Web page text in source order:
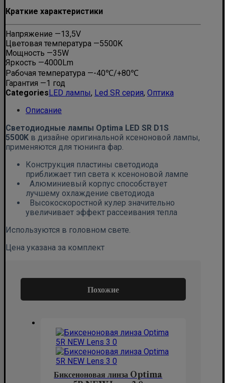
Краткие характеристики
Напряжение —13,5V
Цветовая температура —5500K
Мощность —35W
Яркость —4000Lm
Рабочая температура —-40℃/+80℃
Гарантия —1 год
CategoriesLED лампы, Led SR серия, Оптика
Описание
Светодиодные лампы Optima LED SR D1S
5500K в дизайне оригинальной ксеноновой лампы,
применяются для тюнинга фар.
Конструкция пластины светодиода
приближает тип света к ксеноновой лампе
Алюминиевый корпус способствует
лучшему охлаждение светодиода
Высокоскоростной кулер значительно
увеличивает эффект рассеивания тепла
Используются в головном свете.
Цена указана за комплект
Похожие
Биксеноновая линза Optima